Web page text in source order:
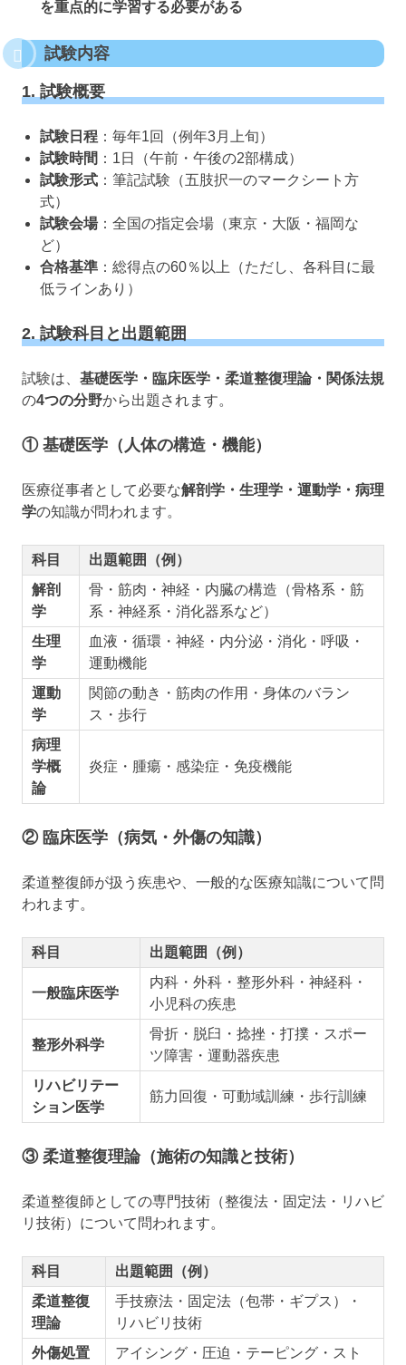
を重点的に学習する必要がある
試験内容
1. 試験概要
試験日程 ：毎年1回（例年3月上旬）
試験時間 ：1日（午前・午後の2部構成）
試験形式 ：筆記試験（五肢択一のマークシート方
式）
試験会場：全国の指定会場（東京・大阪・福岡な
ど）
合格基準 ：総得点の60％以上（ただし、各科目に最
低ラインあり）
2. 試験科目と出題範囲
試験は、 基礎医学・臨床医学・柔道整復理論・関係法規
の4つの分野から出題されます。
① 基礎医学（人体の構造・機能）
医療従事者として必要な解剖学・生理学・運動学・病理
学の知識が問われます。
科目
出題範囲（例）
解剖
学
骨・筋肉・神経・内臓の構造（骨格系・筋
系・神経系・消化器系など）
生理
学
血液・循環・神経・内分泌・消化・呼吸・
運動機能
運動
学
関節の動き・筋肉の作用・身体のバラン
ス・歩行
病理
学概
論
炎症・腫瘍・感染症・免疫機能
② 臨床医学（病気・外傷の知識）
柔道整復師が扱う疾患や、一般的な医療知識について問
われます。
科目 出題範囲（例）
一般臨床医学
内科・外科・整形外科・神経科・
小児科の疾患
整形外科学
骨折・脱臼・捻挫・打撲・スポー
ツ障害・運動器疾患
リハビリテー
ション医学
筋力回復・可動域訓練・歩行訓練
③ 柔道整復理論（施術の知識と技術）
柔道整復師としての専門技術（整復法・固定法・リハビ
リ技術）について問われます。
科目
出題範囲（例）
柔道整復
理論
手技療法・固定法（包帯・ギプス）・
リハビリ技術
外傷処置
アイシング・圧迫・テーピング・スト